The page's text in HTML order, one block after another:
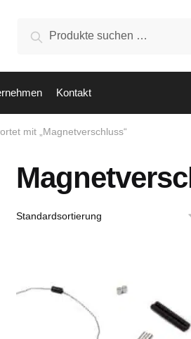
nach:
Suchen
Kontakt
mit „Magnetverschluss“